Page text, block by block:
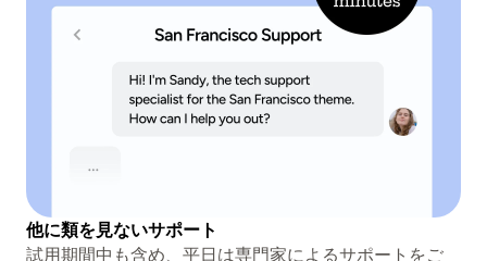
他に類を見ないサポート
試用期間中も含め、平日は専門家によるサポートをご